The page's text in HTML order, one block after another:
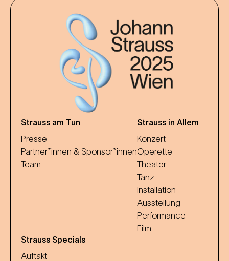
Strauss am Tun
Presse
Partner*innen & Sponsor*innen
Team
Strauss in Allem
Konzert
Operette
Theater
Tanz
Installation
Ausstellung
Performance
Film
Strauss Specials
Auftakt